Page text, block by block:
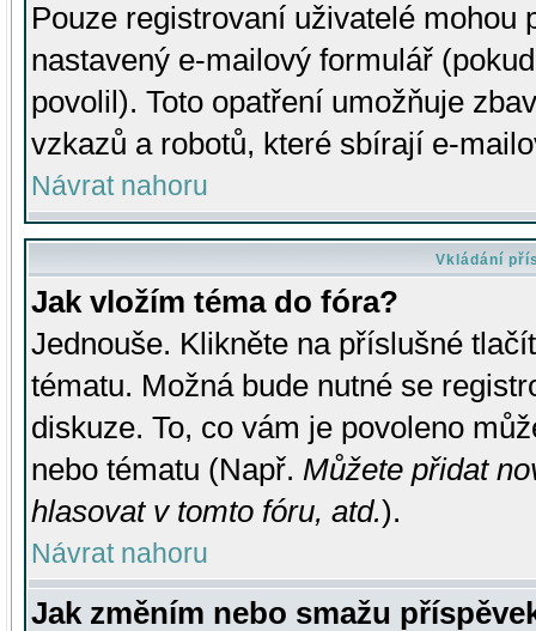
Pouze registrovaní uživatelé mohou
nastavený e-mailový formulář
povolil). Toto opatření umožňuje
vzkazů a robotů, které sbírají e-
Návrat nahoru
Vkládání
Jak vložím téma do fóra?
Jednouše. Klikněte na příslušné
tématu. Možná bude nutné se
diskuze. To, co vám je povoleno
nebo tématu (Např. Můžete přidat
hlasovat v tomto fóru, atd.).
Návrat nahoru
Jak změním nebo smažu